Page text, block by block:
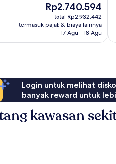
Harga
sekarang
Rp2.740.594
Rp2.740.594
total Rp2.932.442
termasuk pajak & biaya lainnya
17 Agu - 18 Agu
Login untuk melihat
banyak reward untuk
kawasan